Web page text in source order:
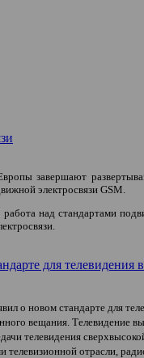
завершают
электросвязи GSM
работа над стандартами
для телевидения
о новом стандарте для
вещания. Телевидение
телевидения
телевизионной отрасли,